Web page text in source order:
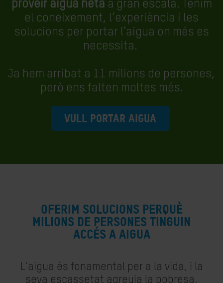
proveir aigua neta a gran escala. Tenim
el coneixement, l’experiència i les
solucions per portar l'aigua on més es
necessita.
Ja hem arribat a 11 milions de persones,
però ens falten moltes més.
VULL PORTAR AIGUA
Oferim solucions perquè
milions de persones tinguin
accés a aigua
L’aigua és fonamental per a la vida, i la
seva escassetat agreuja la pobresa,